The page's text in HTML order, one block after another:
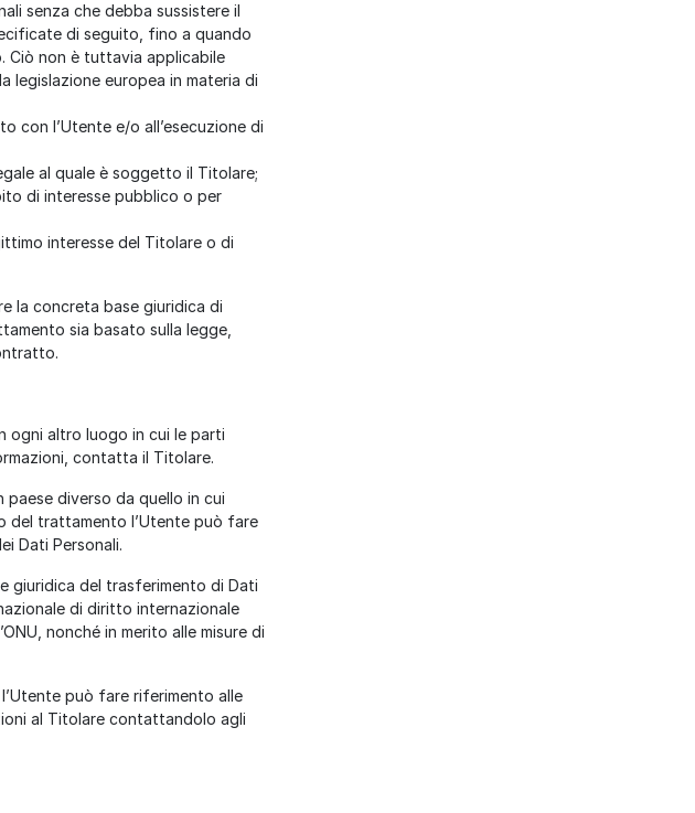
senza che debba sussistere il
di seguito, fino a quando
Ciò non è tuttavia applicabile
legislazione europea in materia di
con l’Utente e/o all’esecuzione di
al quale è soggetto il Titolare;
di interesse pubblico o per
interesse del Titolare o di
la concreta base giuridica di
sia basato sulla legge,
ogni altro luogo in cui le parti
contatta il Titolare.
diverso da quello in cui
del trattamento l’Utente può fare
Dati Personali.
giuridica del trasferimento di Dati
di diritto internazionale
nonché in merito alle misure di
può fare riferimento alle
al Titolare contattandolo agli